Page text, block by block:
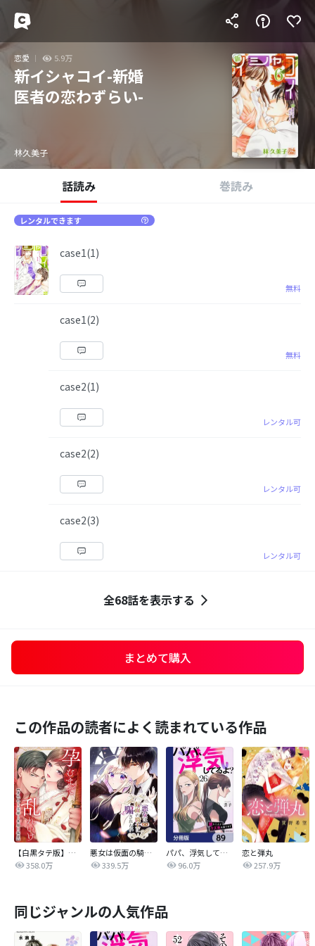
恋愛 5.9万
新イシャコイ-新婚
医者の恋わずらい-
林久美子
話読み 巻読み
レンタルできます
case1(1)
無料
case1(2)
無料
case2(1)
レンタル可
case2(2)
レンタル可
case2(3)
レンタル可
全68話を表示する
まとめて購入
この作品の読者によく読まれている作品
【白黒タテ版】孕むまで乱れいけ～身代わり花嫁と軍服の猛愛
358.0万
悪女は仮面の騎士に騙されない
339.5万
パパ、浮気してるよ？娘と二人でクズ夫を捨てます【分冊版】
96.0万
恋と弾丸
257.9万
同じジャンルの人気作品